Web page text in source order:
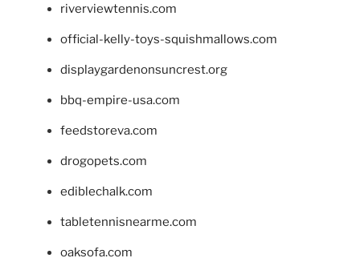
riverviewtennis.com
official-kelly-toys-squishmallows.com
displaygardenonsuncrest.org
bbq-empire-usa.com
feedstoreva.com
drogopets.com
ediblechalk.com
tabletennisnearme.com
oaksofa.com